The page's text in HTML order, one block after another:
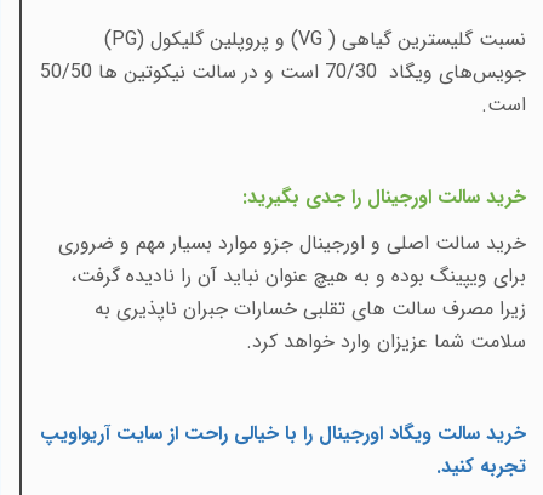
نسبت گلیسترین گیاهی ( VG) و پروپلین گلیکول (PG
)
جویس‌های ویگاد 70/30 است و در سالت نیکوتین ها 50/50
است.
خرید سالت اورجینال را جدی بگیرید:
خرید سالت اصلی و اورجینال جزو موارد بسیار مهم و ضروری
برای ویپینگ بوده و به هیچ عنوان نباید آن را نادیده گرفت،
زیرا مصرف سالت های تقلبی خسارات جبران ناپذیری به
سلامت شما عزیزان وارد خواهد کرد.
خرید سالت ویگاد اورجینال را با خیالی راحت از سایت آریواویپ
تجربه کنید.